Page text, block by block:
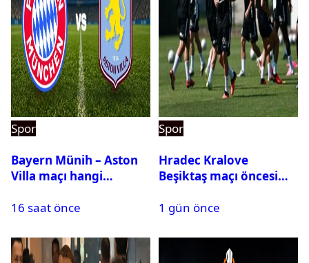
Spor
Bayern Münih – Aston
Villa maçı hangi
saat kaçta oynanacak?
16 saat önce
Spor
Hradec Kralove
Beşiktaş maçı öncesi
Siyah-Beyazlıların 11’i
1 gün önce